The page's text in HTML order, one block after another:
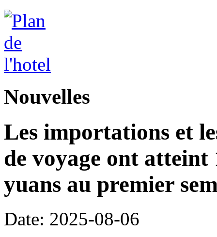
Nouvelles
Les importations et
de voyage ont
yuans au premier
Date: 2025-08-06